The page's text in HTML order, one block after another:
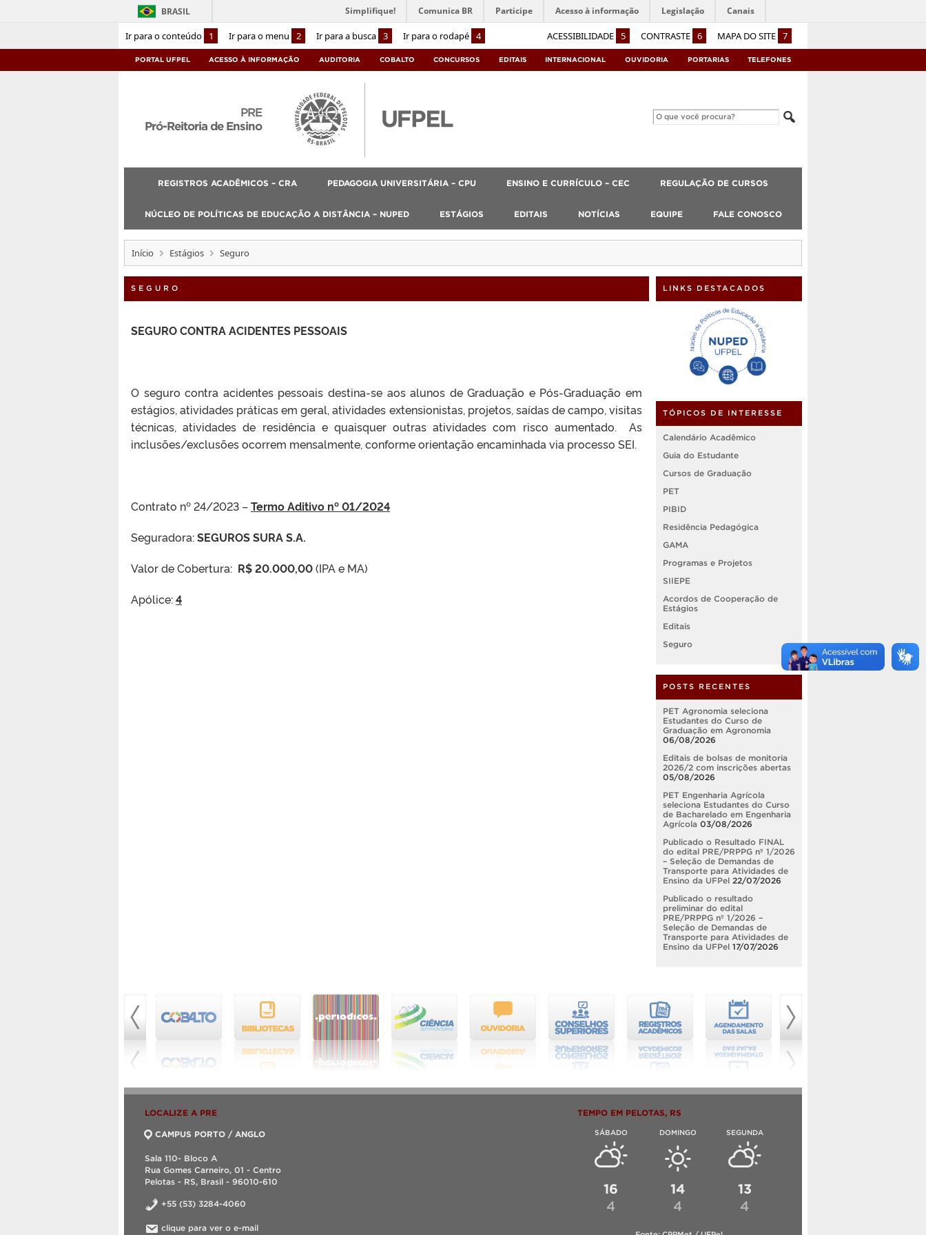
Ir para o conteúdo 1 Ir para o menu 2 Ir para a busca 3 Ir para o rodapé 4 ACESSIBILIDADE 5 CONTRASTE 6 MAPA DO SITE 7
BRASIL Simplifique! Comunica BR Participe Acesso à informação Legislação Canais
PORTAL UFPEL ACESSO À INFORMAÇÃO AUDITORIA COBALTO CONCURSOS EDITAIS INTERNACIONAL OUVIDORIA PORTARIAS TELEFONES
PRE
Pró-Reitoria de Ensino
REGISTROS ACADÊMICOS – CRA PEDAGOGIA UNIVERSITÁRIA – CPU ENSINO E CURRÍCULO – CEC REGULAÇÃO DE CURSOS
NÚCLEO DE POLÍTICAS DE EDUCAÇÃO A DISTÂNCIA – NUPED ESTÁGIOS EDITAIS NOTÍCIAS EQUIPE FALE CONOSCO
Início Estágios Seguro
SEGURO
SEGURO CONTRA ACIDENTES PESSOAIS
O seguro contra acidentes pessoais destina-se aos alunos de Graduação e Pós-Graduação em
estágios, atividades práticas em geral, atividades extensionistas, projetos, saídas de campo, visitas
técnicas, atividades de residência e quaisquer outras atividades com risco aumentado. As
inclusões/exclusões ocorrem mensalmente, conforme orientação encaminhada via processo SEI.
Contrato nº 24/2023 –Termo Aditivo nº 01/2024
Seguradora:SEGUROS SURA S.A.​
Valor de Cobertura: R$ 20.000,00(IPA e MA)
Apólice:4
LINKS DESTACADOS
TÓPICOS DE INTERESSE
Calendário Acadêmico
Guia do Estudante
Cursos de Graduação
PET
PIBID
Residência Pedagógica
GAMA
Programas e Projetos
SIIEPE
Acordos de Cooperação de
Estágios
Editais
Seguro
POSTS RECENTES
PET Agronomia seleciona
Estudantes do Curso de
Graduação em Agronomia
06/08/2026
Editais de bolsas de monitoria
2026/2 com inscrições abertas
05/08/2026
PET Engenharia Agrícola
seleciona Estudantes do Curso
de Bacharelado em Engenharia
Agrícola 03/08/2026
Publicado o Resultado FINAL
do edital PRE/PRPPG nº 1/2026
– Seleção de Demandas de
Transporte para Atividades de
Ensino da UFPel 22/07/2026
Publicado o resultado
preliminar do edital
PRE/PRPPG nº 1/2026 –
Seleção de Demandas de
Transporte para Atividades de
Ensino da UFPel 17/07/2026
LOCALIZE A PRE
CAMPUS PORTO / ANGLO
Sala 110- Bloco A
Rua Gomes Carneiro, 01 - Centro
Pelotas - RS, Brasil - 96010-610
+55 (53) 3284-4060
clique para ver o e-mail
TEMPO EM PELOTAS, RS
SÁBADO
16
4
DOMINGO
14
4
SEGUNDA
13
4